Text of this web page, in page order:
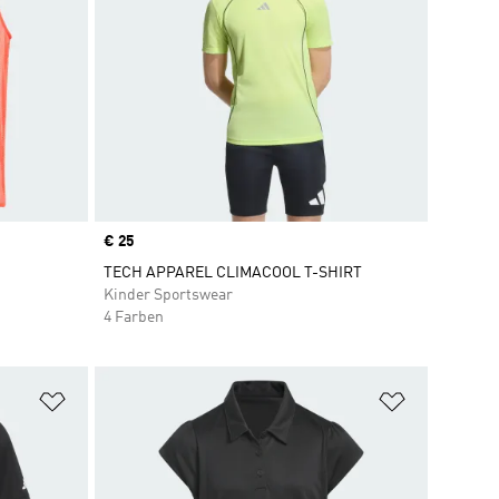
Price
€ 25
TECH APPAREL CLIMACOOL T-SHIRT
Kinder Sportswear
4 Farben
Zur Wunschliste hinzufügen